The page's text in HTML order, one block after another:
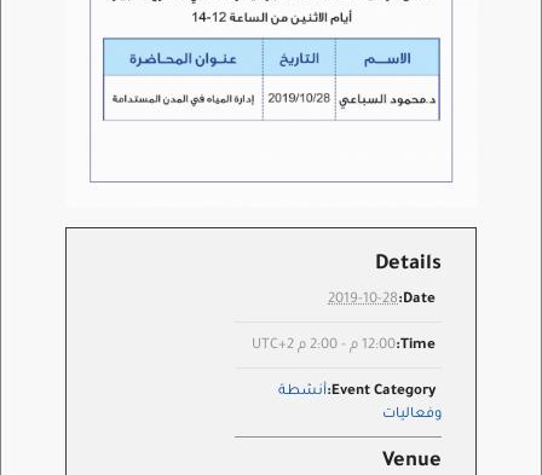
Details
Date:
2019-10-28
Time: 12:00 م - 2:00 م UTC+2
Event Category: أنشطة
وفعاليات
Venue